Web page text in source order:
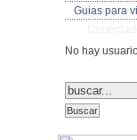
Guias para
No hay